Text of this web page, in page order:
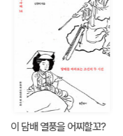
이 담배 열풍을 어찌할꼬?